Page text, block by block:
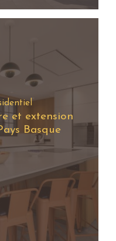
et extension
Basque